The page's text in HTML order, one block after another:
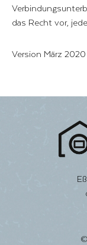
das Recht vor,
Version März 2020